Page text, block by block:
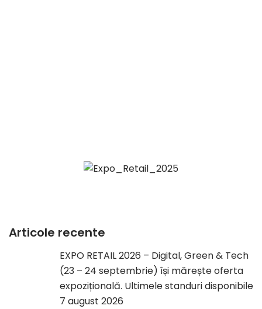
Articole recente
EXPO RETAIL 2026 – Digital, Green & Tech
(23 – 24 septembrie) își mărește oferta
expozițională. Ultimele standuri disponibile
7 august 2026